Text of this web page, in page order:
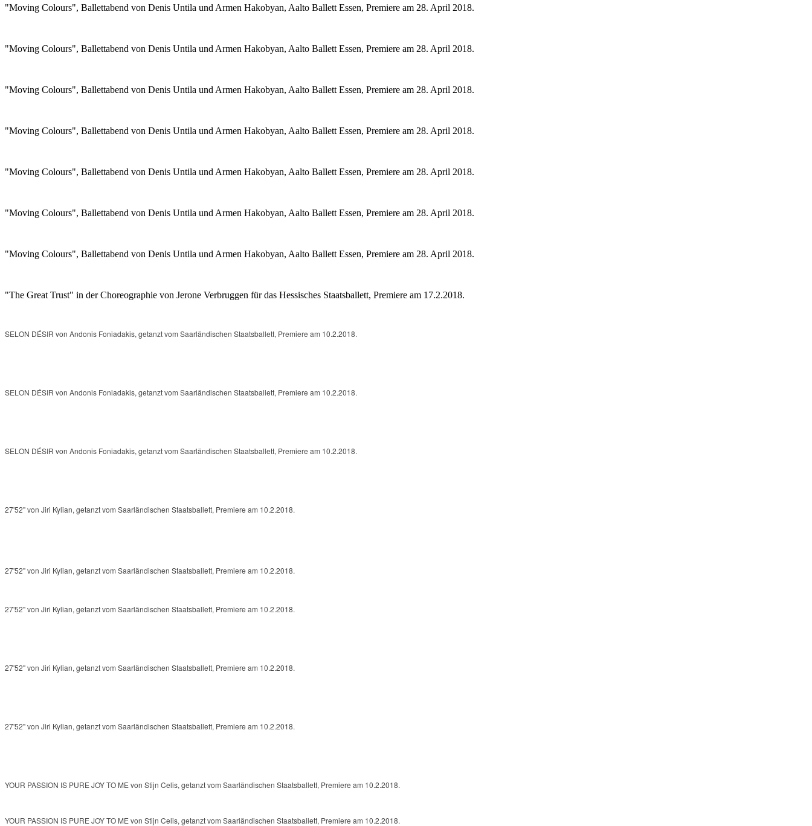
"Moving Colours", Ballettabend von Denis Untila und Armen Hakobyan, Aalto Ballett Essen, Premiere am 28. April 2018.
"Moving Colours", Ballettabend von Denis Untila und Armen Hakobyan, Aalto Ballett Essen, Premiere am 28. April 2018.
"Moving Colours", Ballettabend von Denis Untila und Armen Hakobyan, Aalto Ballett Essen, Premiere am 28. April 2018.
"Moving Colours", Ballettabend von Denis Untila und Armen Hakobyan, Aalto Ballett Essen, Premiere am 28. April 2018.
"Moving Colours", Ballettabend von Denis Untila und Armen Hakobyan, Aalto Ballett Essen, Premiere am 28. April 2018.
"Moving Colours", Ballettabend von Denis Untila und Armen Hakobyan, Aalto Ballett Essen, Premiere am 28. April 2018.
"Moving Colours", Ballettabend von Denis Untila und Armen Hakobyan, Aalto Ballett Essen, Premiere am 28. April 2018.
"The Great Trust" in der Choreographie von Jerone Verbruggen für das Hessisches Staatsballett, Premiere am 17.2.2018.
SELON DÉSIR von Andonis Foniadakis, getanzt vom Saarländischen Staatsballett, Premiere am 10.2.2018.
SELON DÉSIR von Andonis Foniadakis, getanzt vom Saarländischen Staatsballett, Premiere am 10.2.2018.
SELON DÉSIR von Andonis Foniadakis, getanzt vom Saarländischen Staatsballett, Premiere am 10.2.2018.
27'52" von Jiri Kylian, getanzt vom Saarländischen Staatsballett, Premiere am 10.2.2018.
27'52" von Jiri Kylian, getanzt vom Saarländischen Staatsballett, Premiere am 10.2.2018.
27'52" von Jiri Kylian, getanzt vom Saarländischen Staatsballett, Premiere am 10.2.2018.
27'52" von Jiri Kylian, getanzt vom Saarländischen Staatsballett, Premiere am 10.2.2018.
27'52" von Jiri Kylian, getanzt vom Saarländischen Staatsballett, Premiere am 10.2.2018.
YOUR PASSION IS PURE JOY TO ME von Stijn Celis, getanzt vom Saarländischen Staatsballett, Premiere am 10.2.2018.
YOUR PASSION IS PURE JOY TO ME von Stijn Celis, getanzt vom Saarländischen Staatsballett, Premiere am 10.2.2018.